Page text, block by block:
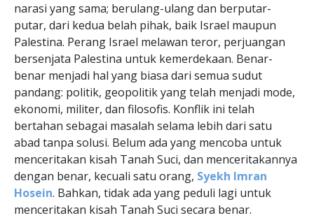
narasi yang sama; berulang-ulang dan berputar-
putar, dari kedua belah pihak, baik Israel maupun
Palestina. Perang Israel melawan teror, perjuangan
bersenjata Palestina untuk kemerdekaan. Benar-
benar menjadi hal yang biasa dari semua sudut
pandang: politik, geopolitik yang telah menjadi mode,
ekonomi, militer, dan filosofis. Konflik ini telah
bertahan sebagai masalah selama lebih dari satu
abad tanpa solusi. Belum ada yang mencoba untuk
menceritakan kisah Tanah Suci, dan menceritakannya
dengan benar, kecuali satu orang, Syekh Imran
Hosein. Bahkan, tidak ada yang peduli lagi untuk
menceritakan kisah Tanah Suci secara benar.